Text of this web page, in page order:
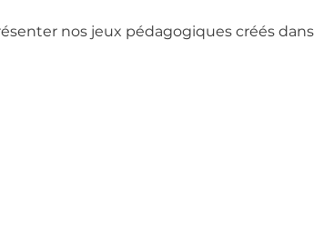
nos jeux pédagogiques créés